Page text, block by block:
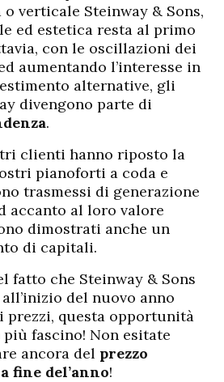
verticale Steinway & Sons,
ed estetica resta al primo
con le oscillazioni dei
aumentando l’interesse in
alternative, gli
divengono parte di
.
clienti hanno riposto la
pianoforti a coda e
trasmessi di generazione
accanto al loro valore
dimostrati anche un
di capitali.
fatto che Steinway & Sons
del nuovo anno
prezzi, questa opportunità
fascino! Non esitate
ancora del prezzo
fine del’anno!